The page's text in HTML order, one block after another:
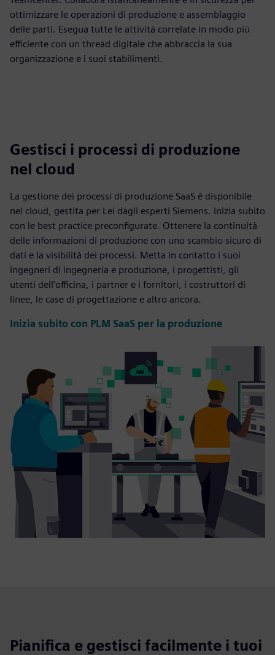
ottimizzare le operazioni di produzione e assemblaggio
delle parti. Esegua tutte le attività correlate in modo più
efficiente con un thread digitale che abbraccia la sua
organizzazione e i suoi stabilimenti.
Gestisci i processi di produzione
nel cloud
La gestione dei processi di produzione SaaS è disponibile
nel cloud, gestita per Lei dagli esperti Siemens. Inizia subito
con le best practice preconfigurate. Ottenere la continuità
delle informazioni di produzione con uno scambio sicuro di
dati e la visibilità dei processi. Metta in contatto i suoi
ingegneri di ingegneria e produzione, i progettisti, gli
utenti dell'officina, i partner e i fornitori, i costruttori di
linee, le case di progettazione e altro ancora.
Inizia subito con PLM SaaS per la produzione
Pianifica e gestisci facilmente i tuoi